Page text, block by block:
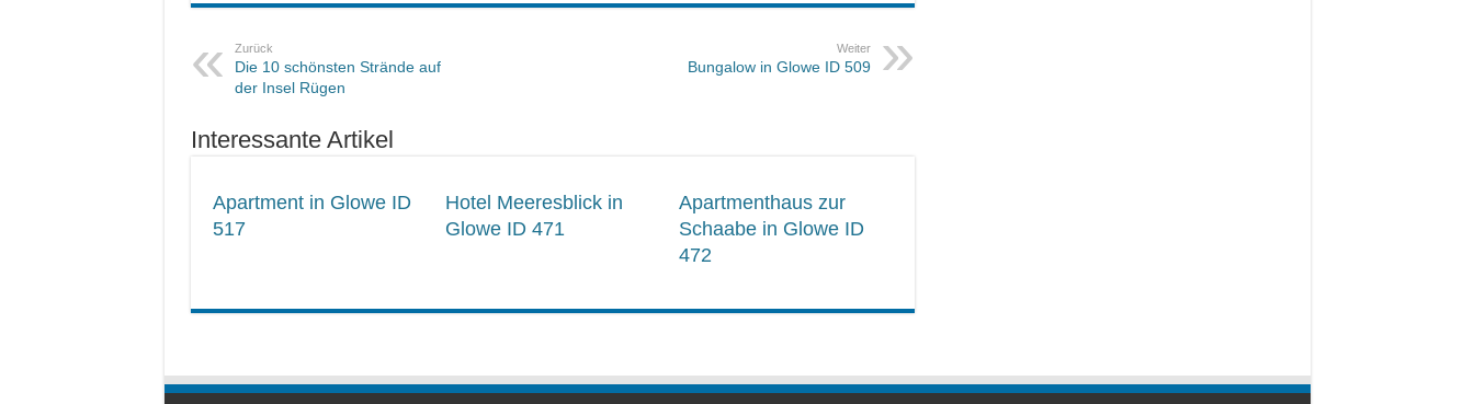
Zurück
Die 10 schönsten Strände auf
der Insel Rügen
Weiter
Bungalow in Glowe ID 509
Interessante Artikel
Apartment in Glowe ID
517
Hotel Meeresblick in
Glowe ID 471
Apartmenthaus zur
Schaabe in Glowe ID
472